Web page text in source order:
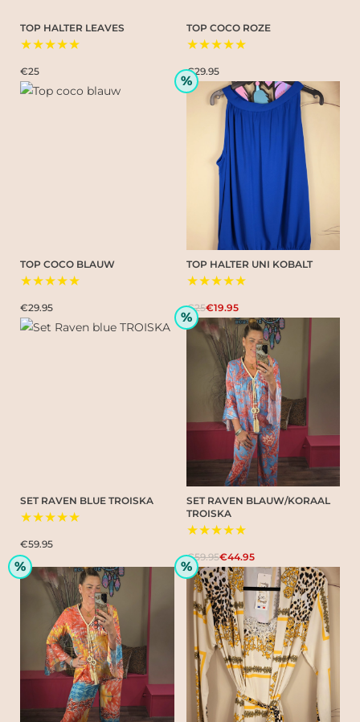
TOP HALTER LEAVES
★★★★★
€25
TOP COCO ROZE
★★★★★
€29.95
TOP COCO BLAUW
★★★★★
€29.95
%
TOP HALTER UNI KOBALT
★★★★★
€25€19.95
SET RAVEN BLUE TROISKA
★★★★★
€59.95
%
SET RAVEN BLAUW/KORAAL
TROISKA
★★★★★
€59.95€44.95
% %